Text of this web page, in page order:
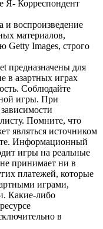
Я- Корреспондент
и воспроизведение
материалов,
Getty Images, строго
предназначены для
в азартных играх
Соблюдайте
игры. При
Помните, что
являться источником
Информационный
игры на реальные
принимает ни в
платежей, которые
играми,
Какие-либо
в